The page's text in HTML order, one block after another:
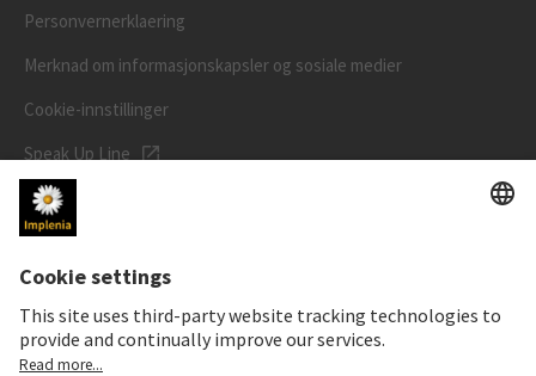
Personvernerklaering
Merknad om informasjonskapsler og sosiale medier
Cookie-innstillinger
Speak Up Line
AKSJEKURSEN
ISIN: CH0023868554
62,30 CHF
0,00 CHF (0,00%)